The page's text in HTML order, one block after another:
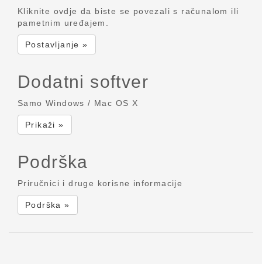
Kliknite ovdje da biste se povezali s računalom ili
pametnim uređajem.
Postavljanje »
Dodatni softver
Samo Windows / Mac OS X
Prikaži »
Podrška
Priručnici i druge korisne informacije
Podrška »